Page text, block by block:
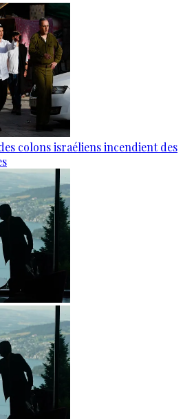
colons israéliens incendient des